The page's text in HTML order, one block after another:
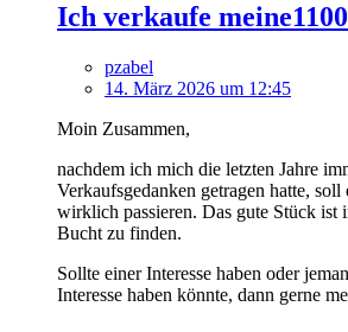
Ich verkaufe
pzabel
14. März 2026 um 12:45
Moin Zusammen,
nachdem ich mich die letzten Jahre
Verkaufsgedanken getragen hatte, soll
wirklich passieren. Das gute Stück ist
Bucht zu finden.
Sollte einer Interesse haben oder
Interesse haben könnte, dann gerne